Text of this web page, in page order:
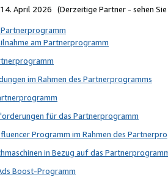
April 2026 (Derzeitige Partner - sehen Sie
am Partnerprogramm
im Rahmen des Partnerprogramms
für das Partnerprogramm
Programm im Rahmen des
in Bezug auf das
Boost-Programm